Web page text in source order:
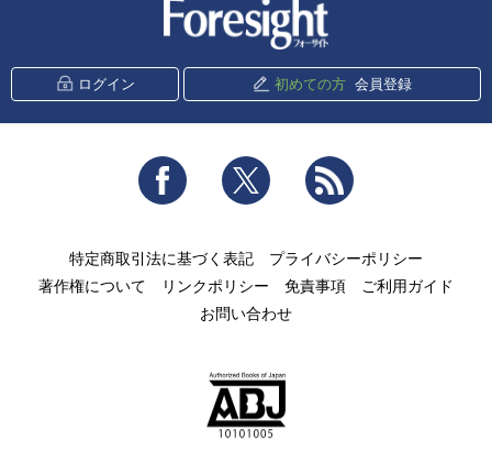
ログイン 初めての方 会員登録
Facebook Twitter
特定商取引法に基づく表記
プライバシーポリシー
著作権について
リンクポリシー 免責事項
ご利用ガイド
お問い合わせ